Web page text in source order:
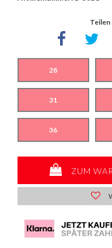
Teilen
28
31
36
ZUM